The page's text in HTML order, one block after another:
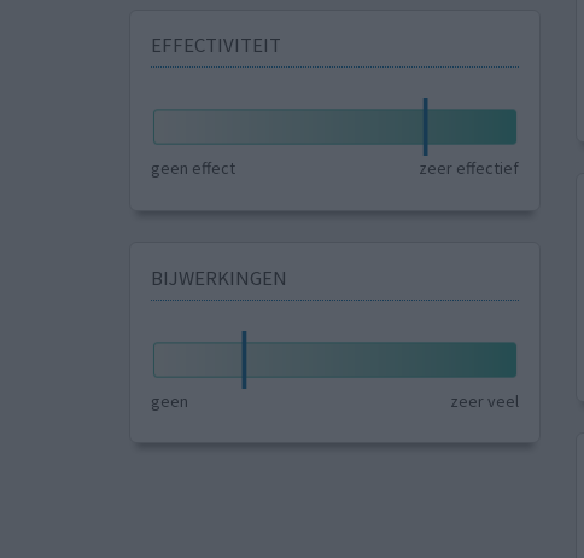
EFFECTIVITEIT
geen effect zeer effectief
BIJWERKINGEN
geen zeer veel